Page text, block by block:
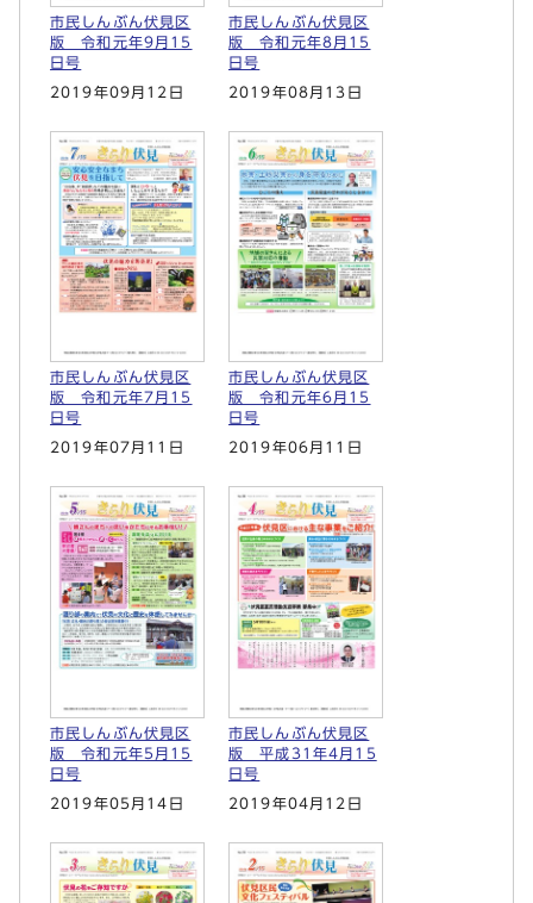
市民しんぶん伏見区
版 令和元年9月15
日号
2019年09月12日
市民しんぶん伏見区
版 令和元年8月15
日号
2019年08月13日
市民しんぶん伏見区
版 令和元年7月15
日号
2019年07月11日
市民しんぶん伏見区
版 令和元年6月15
日号
2019年06月11日
市民しんぶん伏見区
版 令和元年5月15
日号
2019年05月14日
市民しんぶん伏見区
版 平成31年4月15
日号
2019年04月12日